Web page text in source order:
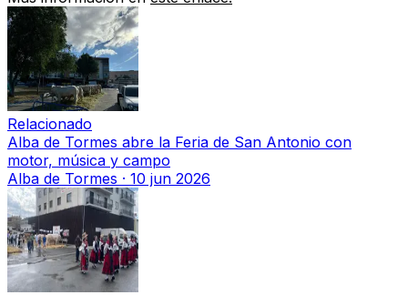
Relacionado
Alba de Tormes abre la Feria de San Antonio con
motor, música y campo
Alba de Tormes · 10 jun 2026